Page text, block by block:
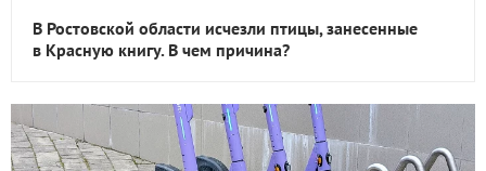
В Ростовской области исчезли птицы, занесенные
в Красную книгу. В чем причина?